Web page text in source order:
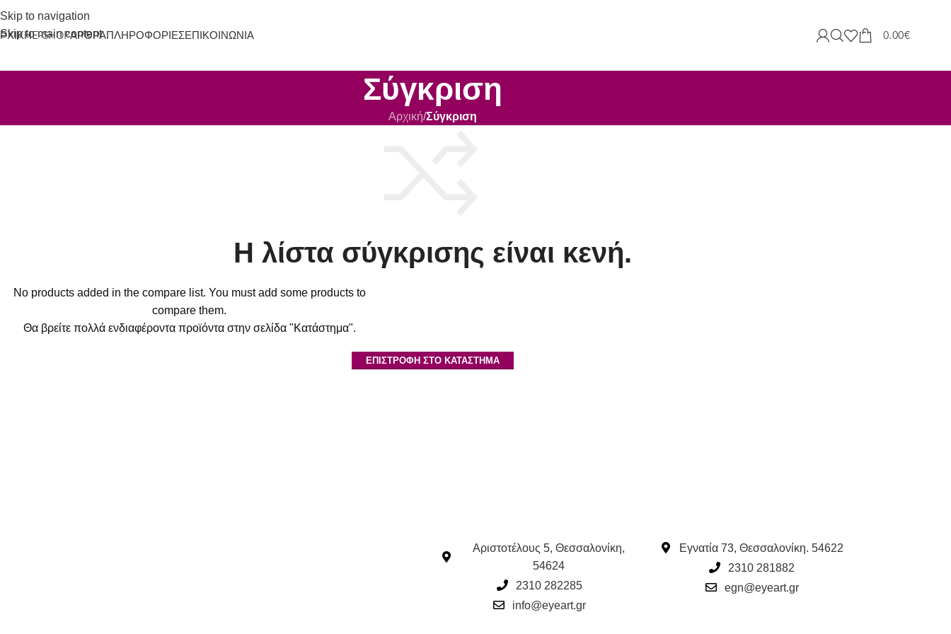
Skip to navigation
Skip to main content
E-SHOPΆΡΘΡΑΠΛΗΡΟΦΟΡΊΕΣΕΠΙΚΟΙΝΩΝΊΑ 0.00€
Σύγκριση
Αρχική/Σύγκριση
Η λίστα σύγκρισης είναι κενή.
No products added in the compare list. You must add some products to
compare them.
Θα βρείτε πολλά ενδιαφέροντα προϊόντα στην σελίδα "Κατάστημα".
ΕΠΙΣΤΡΟΦΉ ΣΤΟ ΚΑΤΆΣΤΗΜΑ
Αριστοτέλους 5, Θεσσαλονίκη,
54624
2310 282285
info@eyeart.gr
Εγνατία 73, Θεσσαλονίκη. 54622
2310 281882
egn@eyeart.gr